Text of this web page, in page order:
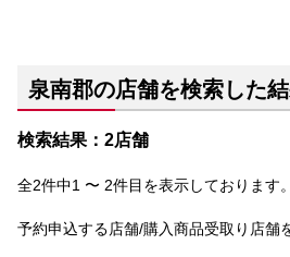
泉南郡の店舗を検索した
検索結果：2店舗
全2件中1 〜 2件目を表示しております
予約申込する店舗/購入商品受取り店舗